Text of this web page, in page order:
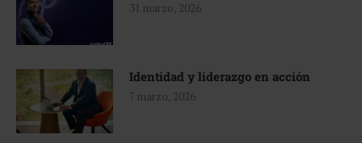
31 marzo, 2026
Identidad y liderazgo en acción
7 marzo, 2026